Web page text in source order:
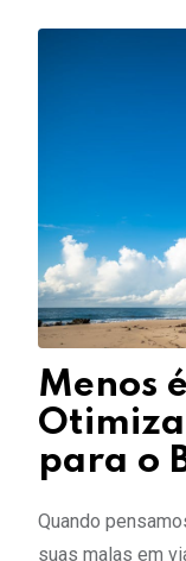
Menos
para o
Quando
suas malas em